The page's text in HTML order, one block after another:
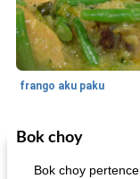
frango aku paku
Bolos
Bok choy
Bok choy